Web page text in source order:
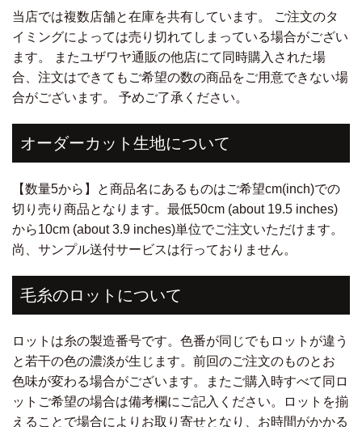
当店では複数店舗と在庫を共有しています。 ご注文のタ
イミングによっては売り切れてしまっている場合がござい
ます。 またユザワヤ通販の他店にて同時購入された場
合、注文はできてもご希望の数の商品をご用意できない場
合がございます。 予めご了承ください。
オーダーカット生地について
【数量5から】と商品名にあるものはご希望cm(inch)での
切り売り商品となります。最低50cm (about 19.5 inches)
から10cm (about 3.9 inches)単位でご注文いただけます。
尚、サンプル送付サービスは行っておりません。
毛糸のロットについて
ロットは糸の製造番号です。色番が同じでもロットが違う
と若干の色の濃淡が生じます。前回のご注文のものとお
色味が変わる場合がございます。またご購入時すべて同ロ
ットご希望の場合は備考欄にご記入ください。ロットを揃
えることで場合によりお取り寄せとなり、お時間がかかる